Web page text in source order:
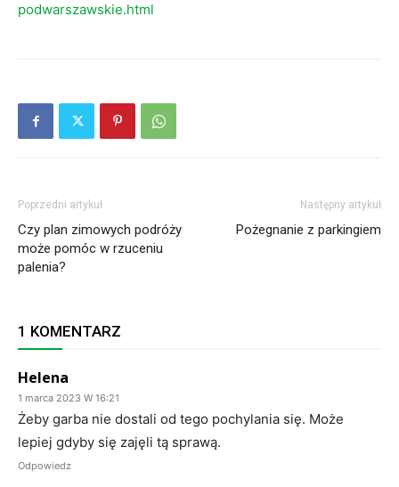
podwarszawskie.html
Poprzedni artykuł
Czy plan zimowych podróży
może pomóc w rzuceniu
palenia?
Następny artykuł
Pożegnanie z parkingiem
1 KOMENTARZ
Helena
1 marca 2023 W 16:21
Żeby garba nie dostali od tego pochylania się. Może
lepiej gdyby się zajęli tą sprawą.
Odpowiedz